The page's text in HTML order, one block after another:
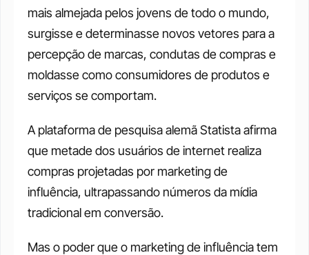
mais almejada pelos jovens de todo o mundo,
surgisse e determinasse novos vetores para a
percepção de marcas, condutas de compras e
moldasse como consumidores de produtos e
serviços se comportam.
A plataforma de pesquisa alemã Statista afirma
que metade dos usuários de internet realiza
compras projetadas por marketing de
influência, ultrapassando números da mídia
tradicional em conversão.
Mas o poder que o marketing de influência tem